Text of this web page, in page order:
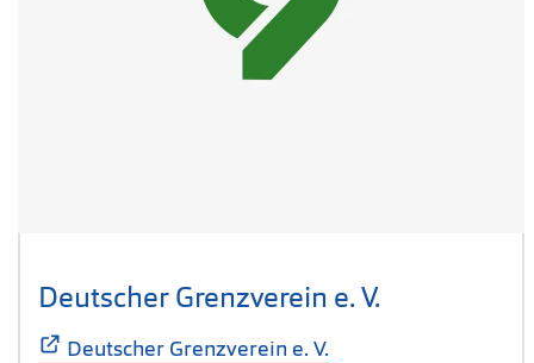
Deutscher Grenzverein e. V.
Deutscher Grenzverein e. V.